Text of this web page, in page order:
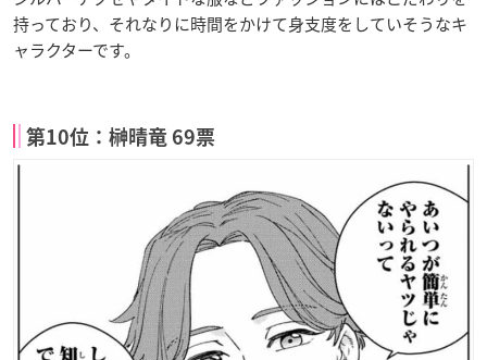
持っており、それなりに時間をかけて身支度をしていそうなキ
ャラクターです。
第10位：榊晴竜 69票